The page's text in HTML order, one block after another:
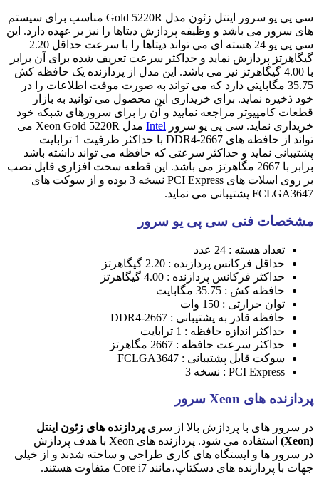
سی پی یو سرور اینتل زئون مدل Gold 5220R مناسب برای سیستم
های سرور می باشد و وظیفه پردازش دیتاها را نیز بر عهده دارد. این
سی پی یو 24 هسته ای می تواند دیتاها را با سرعت حداقل 2.20
گیگاهرتز پردازش نماید و حداکثر سرعت تعریف شده برای آن برابر
با 4.00 گیگاهرتز نیز می باشد. این مدل از پردازنده یک حافظه کش
35.75 مگابایتی دارد که می تواند به صورت موقت اطلاعات را در
خود ذخیره نماید. برای خریداری این محصول می توانید به بازار
قطعات کامپیوتر مراجعه نمایید و آن را برای سرورهای شبکه خود
خریداری نماید. سی پی یو سرور Intel
مدل Xeon Gold 5220R می
تواند از حافظه های DDR4-2667 با حداکثر ظرفیت 1 ترابایت
پشتیبانی نماید و حداکثر سرعتی که حافظه می تواند داشته باشد
برابر با 2667 مگاهرتز می باشد. این قطعه سخت افزاری قابل نصب
بر روی اسلات های PCI Express نسخه 3 بوده و از سوکت های
FCLGA3647 پشتیبانی می نماید.
مشخصات فنی سی پی یو سرور
تعداد هسته : 24 عدد
حداقل فرکانس پردازنده : 2.20 گیگاهرتز
حداکثر فرکانس پردازنده : 4.00 گیگاهرتز
حافظه کش : 35.75 مگابایت
توان حرارتی : 150 وات
حافظه قادر به پشتیبانی : DDR4-2667
حداکثر اندازه حافظه : 1 ترابایت
حداکثر سرعت حافظه : 2667 مگاهرتز
سوکت قابل پشتیبانی : FCLGA3647
PCI Express : نسخه 3
پردازنده های Xeon سرور
در سرور های با پردازش بالا از سری پردازنده های زئون اینتل
(Xeon)
استفاده می شود. پردازنده های Xeon با هدف پردازش
در سرور ها و ایستگاه های کاری طراحی و ساخته شدند و از خیلی
جهات با پردازنده های دسکتاپ،مانند Core i7 متفاوت هستند.